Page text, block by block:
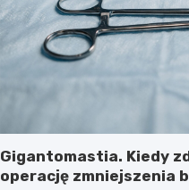
Gigantomastia. Kiedy
operację zmniejszenia